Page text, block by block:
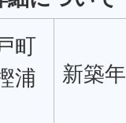
町
浦
新築年